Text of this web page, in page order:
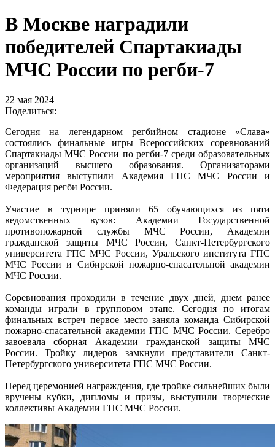
В Москве наградили
победителей Спартакиады
МЧС России по регби-7
22 мая 2024
Поделиться:
Сегодня на легендарном регбийном стадионе «Слава»
состоялись финальные игры Всероссийских соревнований
Спартакиады МЧС России по регби-7 среди образовательных
организаций высшего образования. Организаторами
мероприятия выступили Академия ГПС МЧС России и
Федерация регби России.
Участие в турнире приняли 65 обучающихся из пяти
ведомственных вузов: Академии Государственной
противопожарной службы МЧС России, Академии
гражданской защиты МЧС России, Санкт-Петербургского
университета ГПС МЧС России, Уральского института ГПС
МЧС России и Сибирской пожарно-спасательной академии
МЧС России.
Соревнования проходили в течение двух дней, днем ранее
команды играли в групповом этапе. Сегодня по итогам
финальных встреч первое место заняла команда Сибирской
пожарно-спасательной академии ГПС МЧС России. Серебро
завоевала сборная Академии гражданской защиты МЧС
России. Тройку лидеров замкнули представители Санкт-
Петербургского университета ГПС МЧС России.
Перед церемонией награждения, где тройке сильнейших были
вручены кубки, дипломы и призы, выступили творческие
коллективы Академии ГПС МЧС России.